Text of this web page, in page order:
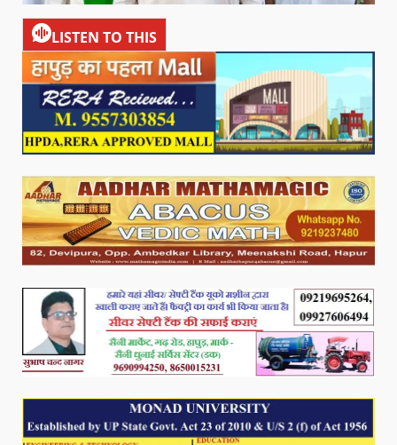
LISTEN TO THIS